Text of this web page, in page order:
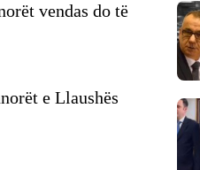
vendas do të
e Llaushës